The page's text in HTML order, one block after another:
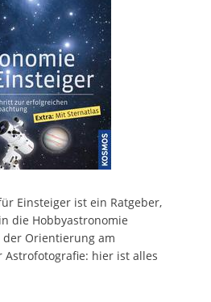
Einsteiger ist ein Ratgeber,
die Hobbyastronomie
der Orientierung am
hier ist alles